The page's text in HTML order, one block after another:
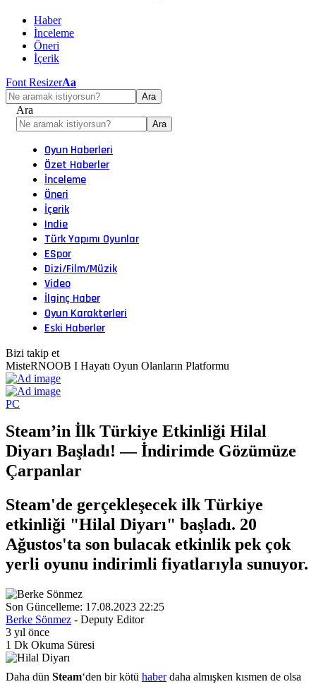
Haber
İnceleme
Öneri
İçerik
Font ResizerAa
Ara
Oyun Haberleri
Özet Haberler
İnceleme
Öneri
İçerik
Indie
Türk Yapımı Oyunlar
ESpor
Dizi/Film/Müzik
Video
İlginç Haber
Oyun Karakterleri
Eski Haberler
Bizi takip et
MisteRNOOB I Hayatı Oyun Olanların Platformu
PC
Steam’in İlk Türkiye Etkinliği Hilal
Diyarı Başladı! — İndirimde Gözümüze
Çarpanlar
Steam'de gerçekleşecek ilk Türkiye
etkinliği "Hilal Diyarı" başladı. 20
Ağustos'ta son bulacak etkinlik pek çok
yerli oyunu indirimli fiyatlarıyla sunuyor.
Son Güncelleme: 17.08.2023 22:25
Berke Sönmez - Deputy Editor
3 yıl önce
1 Dk Okuma Süresi
Daha dün Steam‘den bir kötü haberdaha almışken kısmen de olsa